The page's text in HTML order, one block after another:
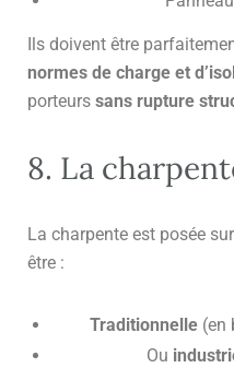
Ils doivent être
normes de charge et
porteurs sans rupture
8. La
La charpente est posée
être :
Traditionnelle (en
Ou